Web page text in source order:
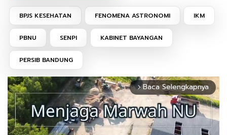
BPJS KESEHATAN FENOMENA ASTRONOMI IKM
PBNU SENPI KABINET BAYANGAN
PERSIB BANDUNG
arrow_forward_ios Baca Selengkapnya